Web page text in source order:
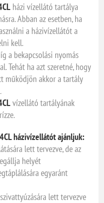
házi vízellátó tartálya
Abban az esetben, ha
a házivízellátót a
kell.
a bekapcsolási nyomás
Tehát ha azt szeretné, hogy
működjön akkor a tartály
vízellátó tartályának
házivízellátót ajánljuk:
lett tervezve, de az
helyét
egyaránt
lett tervezve